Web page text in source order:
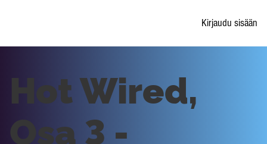
Kirjaudu sisään
Hot Wired,
Osa 3 -